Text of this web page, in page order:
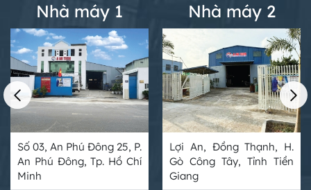
Nhà máy 1
Số 03, An Phú Đông 25, P.
An Phú Đông, Tp. Hồ Chí
Minh
Nhà máy 2
Lợi An, Đồng Thạnh, H.
Gò Công Tây, Tỉnh Tiền
Giang